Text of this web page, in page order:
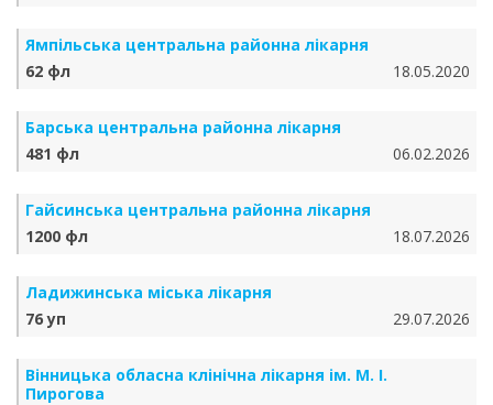
Ямпільська центральна районна лікарня
62 фл
18.05.2020
Барська центральна районна лікарня
481 фл
06.02.2026
Гайсинська центральна районна лікарня
1200 фл
18.07.2026
Ладижинська міська лікарня
76 уп
29.07.2026
Вінницька обласна клінічна лікарня ім. М. І.
Пирогова